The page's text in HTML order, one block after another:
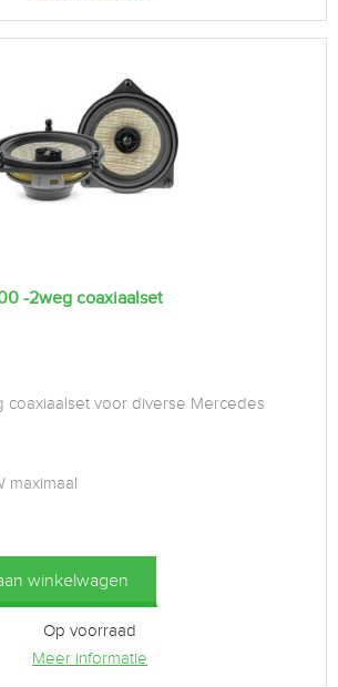
-2weg coaxiaalset
coaxiaalset voor diverse Mercedes
maximaal
winkelwagen
Op voorraad
Meer informatie